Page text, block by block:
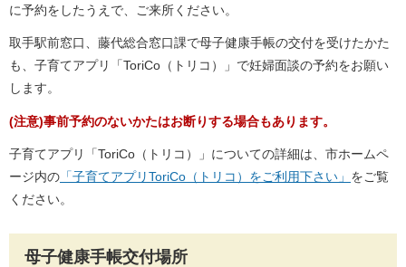
に予約をしたうえで、ご来所ください。
取手駅前窓口、藤代総合窓口課で母子健康手帳の交付を受けたかた
も、子育てアプリ「ToriCo（トリコ）」で妊婦面談の予約をお願い
します。
(注意)事前予約のないかたはお断りする場合もあります。
子育てアプリ「ToriCo（トリコ）」についての詳細は、市ホームペ
ージ内の 「子育てアプリToriCo（トリコ）をご利用下さい」 をご覧
ください。
母子健康手帳交付場所